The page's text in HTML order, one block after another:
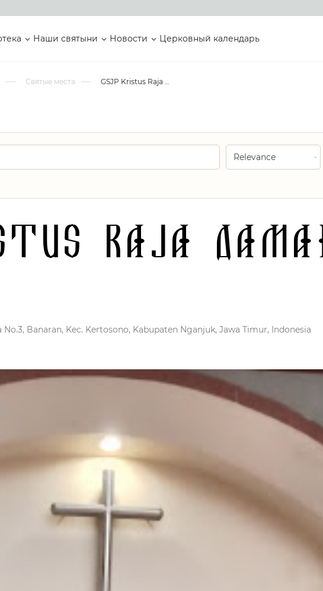
Наши святыни Новости Церковный календарь
Святые места GSJP Kristus Raja Damai
Raja
No.3, Banaran, Kec. Kertosono, Kabupaten Nganjuk, Jawa Timur, Indonesia